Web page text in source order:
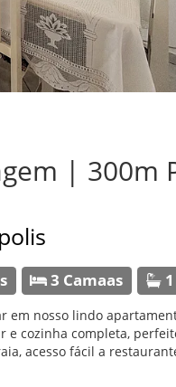
| 300m
3 Camaas
em nosso lindo
e cozinha completa,
acesso fácil a